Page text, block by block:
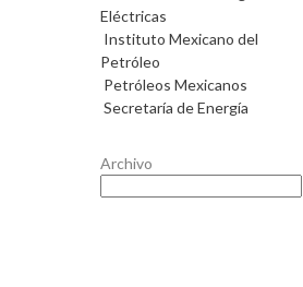
Eléctricas
Instituto Mexicano del
Petróleo
Petróleos Mexicanos
Secretaría de Energía
Archivo